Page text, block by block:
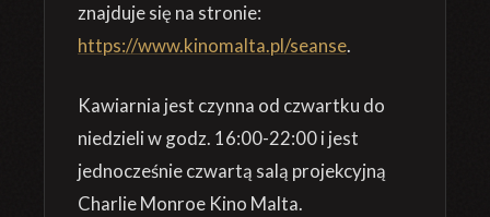
znajduje się na stronie:
https://www.kinomalta.pl/seanse.
Kawiarnia jest czynna od czwartku do
niedzieli w godz. 16:00-22:00 i jest
jednocześnie czwartą salą projekcyjną
Charlie Monroe Kino Malta.